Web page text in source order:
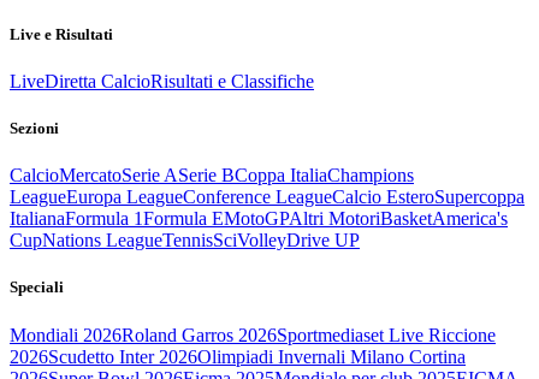
Live e Risultati
LiveDiretta CalcioRisultati e Classifiche
Sezioni
CalcioMercatoSerie ASerie BCoppa ItaliaChampions
LeagueEuropa LeagueConference LeagueCalcio EsteroSupercoppa
ItalianaFormula 1Formula EMotoGPAltri MotoriBasketAmerica's
CupNations LeagueTennisSciVolleyDrive UP
Speciali
Mondiali 2026Roland Garros 2026Sportmediaset Live Riccione
2026Scudetto Inter 2026Olimpiadi Invernali Milano Cortina